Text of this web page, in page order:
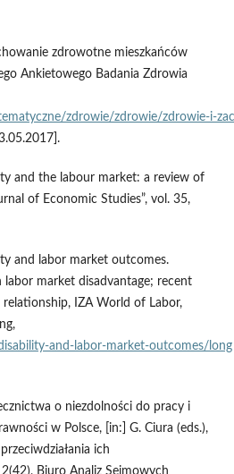
zdrowotne mieszkańców
Ankietowego Badania Zdrowia
zdrowie/zdrowie/
and the labour market: a review of
of Economic Studies”, vol. 35,
and labor market outcomes.
labor market disadvantage; recent
IZA World of Labor,
long
o niezdolności do pracy i
w Polsce, [in:] G. Ciura (eds.),
ich